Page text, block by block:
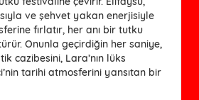
ve şehvet yakan enerjisiyle
fırlatır, her anı bir tutku
Onunla geçirdiğin her saniye,
cazibesini, Lara’nın lüks
tarihi atmosferini yansıtan bir